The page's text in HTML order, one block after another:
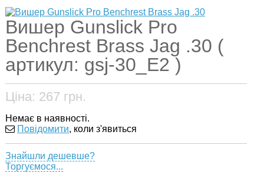
Вишер Gunslick Pro
Benchrest Brass Jag .30 (
артикул: gsj-30_E2 )
Ціна: 267 грн.
Немає в наявності.
Повідомити, коли з'явиться
Знайшли дешевше?
Торгуємося...